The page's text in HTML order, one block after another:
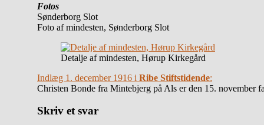
Fotos
Sønderborg Slot
Foto af mindesten, Sønderborg Slot
Detalje af mindesten, Hørup Kirkegård
Indlæg 1. december 1916 i Ribe Stiftstidende:
Christen Bonde fra Mintebjerg på Als er den 15. november
Skriv et svar